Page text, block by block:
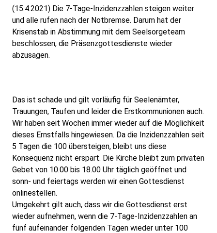
(15.4.2021) Die 7-Tage-Inzidenzzahlen steigen weiter
und alle rufen nach der Notbremse. Darum hat der
Krisenstab in Abstimmung mit dem Seelsorgeteam
beschlossen, die Präsenzgottesdienste wieder
abzusagen.
Das ist schade und gilt vorläufig für Seelenämter,
Trauungen, Taufen und leider die Erstkommunionen auch.
Wir haben seit Wochen immer wieder auf die Möglichkeit
dieses Ernstfalls hingewiesen. Da die Inzidenzzahlen seit
5 Tagen die 100 übersteigen, bleibt uns diese
Konsequenz nicht erspart. Die Kirche bleibt zum privaten
Gebet von 10.00 bis 18.00 Uhr täglich geöffnet und
sonn- und feiertags werden wir einen Gottesdienst
onlinestellen.
Umgekehrt gilt auch, dass wir die Gottesdienst erst
wieder aufnehmen, wenn die 7-Tage-Inzidenzzahlen an
fünf aufeinander folgenden Tagen wieder unter 100